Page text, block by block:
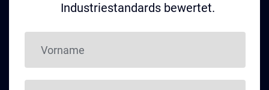
Industriestandards bewertet.